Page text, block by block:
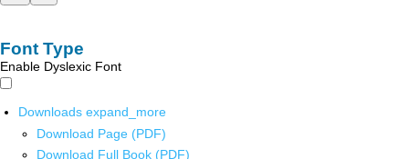
Font Type
Enable Dyslexic Font
Downloads expand_more
Download Page (PDF)
Download Full Book (PDF)